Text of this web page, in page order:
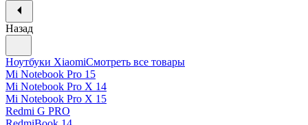
Назад
Ноутбуки XiaomiСмотреть все товары
Mi Notebook Pro 15
Mi Notebook Pro X 14
Mi Notebook Pro X 15
Redmi G PRO